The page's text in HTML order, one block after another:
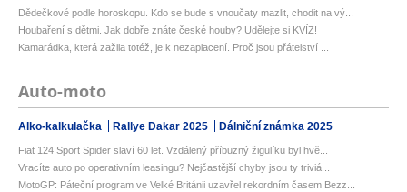
Dědečkové podle horoskopu. Kdo se bude s vnoučaty mazlit, chodit na vý...
Houbaření s dětmi. Jak dobře znáte české houby? Udělejte si KVÍZ!
Kamarádka, která zažila totéž, je k nezaplacení. Proč jsou přátelství ...
Auto-moto
Alko-kalkulačka Rallye Dakar 2025 Dálniční známka 2025
Fiat 124 Sport Spider slaví 60 let. Vzdálený příbuzný žigulíku byl hvě...
Vracíte auto po operativním leasingu? Nejčastější chyby jsou ty triviá...
MotoGP: Páteční program ve Velké Británii uzavřel rekordním časem Bezz...